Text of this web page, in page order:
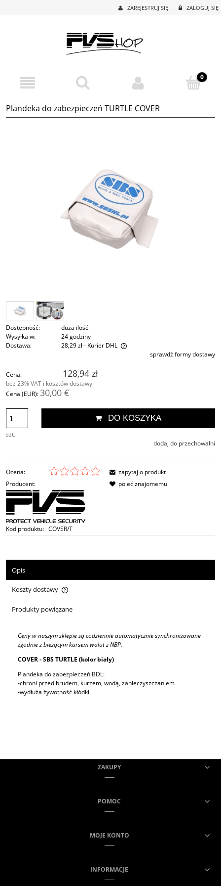
ZAREJESTRUJ SIĘ ZALOGUJ SIĘ
Plandeka do zabezpieczeń TURTLE COVER
Dostępność:
duża ilość
Wysyłka w:
24 godziny
Dostawa:
28,29 zł- Kurier DHL
Cena nie zawiera ewentualnych kosztów płatnościsprawdź formy dostawy
Cena: 128,94 zł
bez 23% VAT i kosztów dostawy
Cena (EUR):30,00 €
szt.
DO KOSZYKA
dodaj do przechowalni
Ocena:
Producent:
Kod produktu: COVER/T
zapytaj o produkt
poleć znajomemu
Opis
Koszty dostawy
Cena nie zawiera ewentualnych kosztów płatności
Produkty powiązane
Ceny w naszym sklepie są codziennie automatycznie synchronizowane
zgodnie z bieżącym kursem walut z NBP.
COVER - SBS TURTLE (kolor biały)
Plandeka do zabezpieczeń BDL:
-chroni przed brudem, kurzem, wodą, zanieczyszczaniem
-wydłuża żywotność kłódki
ZAKUPY
POMOC
MOJE KONTO
INFORMACJE